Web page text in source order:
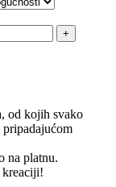
od kojih svako
na platnu.
kreaciji!